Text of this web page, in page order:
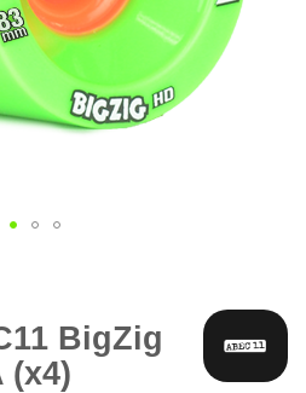
BigZig
(x4)